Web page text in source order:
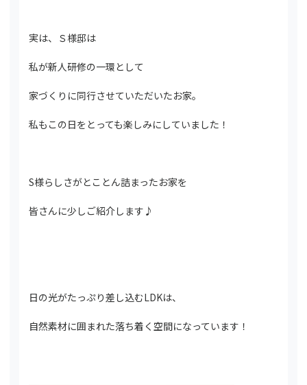
実は、Ｓ様邸は
私が新人研修の一環として
家づくりに同行させていただいたお家。
私もこの日をとっても楽しみにしていました！
S様らしさがとことん詰まったお家を
皆さんに少しご紹介します♪
日の光がたっぷり差し込むLDKは、
自然素材に囲まれた落ち着く空間になっています！